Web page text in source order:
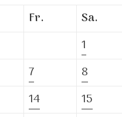
Fr. Sa.
1
7 8
14 15